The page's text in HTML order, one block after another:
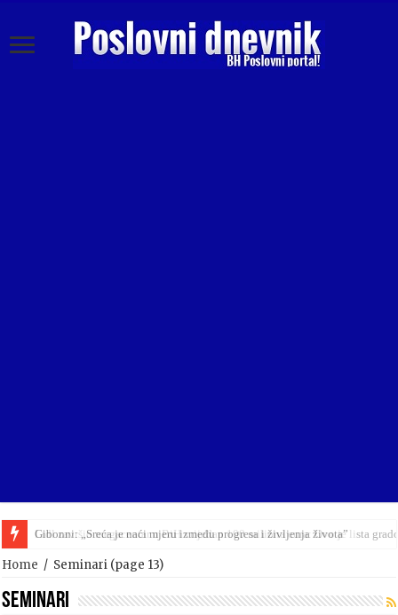
Lidl završio megacentar u BiH vrijedan 100 miliona eura: Ovo je lista
Home / Seminari (page 13)
Seminari